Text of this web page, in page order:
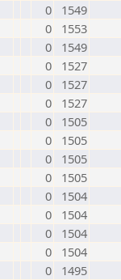
0
1549
0
1553
0
1549
0
1527
0
1527
0
1527
0
1505
0
1505
0
1505
0
1505
0
1504
0
1504
0
1504
0
1504
0
1495